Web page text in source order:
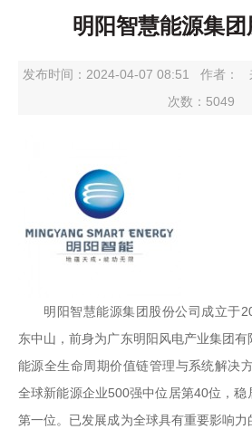
明阳智慧能源集团
发布时间：2024-04-07 08:51 作者：
次数： 5049
明阳智慧能源集团股份公司成立于
东中山，前身为广东明阳风电产业集团
能源全生命周期价值链管理与系统解决
全球新能源企业500强中位居第40位，稳
第一位。已发展成为全球具有重要影响